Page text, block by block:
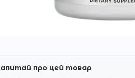
про цей товар